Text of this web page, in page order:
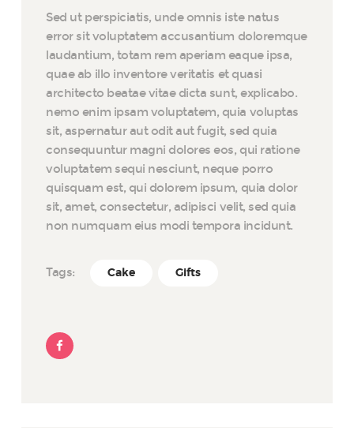
Sed ut perspiciatis, unde omnis iste natus
error sit voluptatem accusantium doloremque
laudantium, totam rem aperiam eaque ipsa,
quae ab illo inventore veritatis et quasi
architecto beatae vitae dicta sunt, explicabo.
nemo enim ipsam voluptatem, quia voluptas
sit, aspernatur aut odit aut fugit, sed quia
consequuntur magni dolores eos, qui ratione
voluptatem sequi nesciunt, neque porro
quisquam est, qui dolorem ipsum, quia dolor
sit, amet, consectetur, adipisci velit, sed quia
non numquam eius modi tempora incidunt.
Tags: Cake Gifts